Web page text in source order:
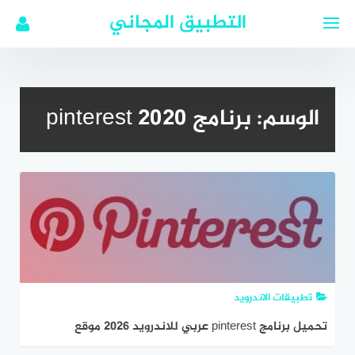
التطبيق المجاني
الوسم:برنامج pinterest 2020
تطبيقات الاندرويد
تحميل برنامج pinterest عربي للاندرويد 2026 موقع